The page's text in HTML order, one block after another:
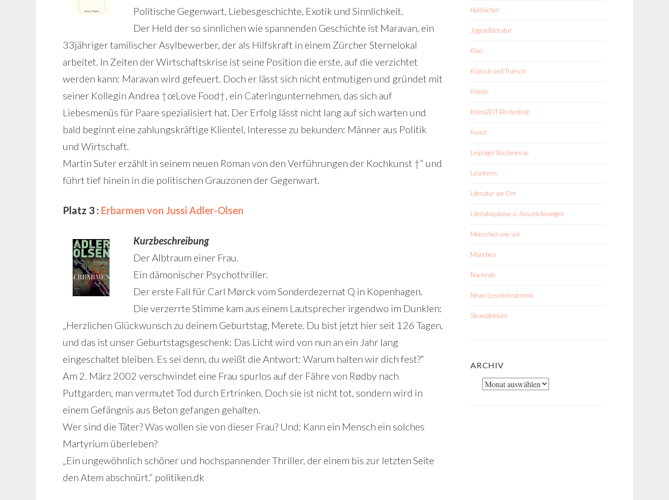
Politische Gegenwart, Liebesgeschichte, Exotik und Sinnlichkeit.
Der Held der so sinnlichen wie spannenden Geschichte ist Maravan, ein
33jähriger tamilischer Asylbewerber, der als Hilfskraft in einem Zürcher Sternelokal
arbeitet. In Zeiten der Wirtschaftskrise ist seine Position die erste, auf die verzichtet
werden kann: Maravan wird gefeuert. Doch er lässt sich nicht entmutigen und gründet mit
seiner Kollegin Andrea †œLove Food†, ein Cateringunternehmen, das sich auf
Liebesmenüs für Paare spezialisiert hat. Der Erfolg lässt nicht lang auf sich warten und
bald beginnt eine zahlungskräftige Klientel, Interesse zu bekunden: Männer aus Politik
und Wirtschaft.
Martin Suter erzählt in seinem neuen Roman von den Verführungen der Kochkunst †“ und
führt tief hinein in die politischen Grauzonen der Gegenwart.
Platz 3 : Erbarmen von Jussi Adler-Olsen
Kurzbeschreibung
Der Albtraum einer Frau.
Ein dämonischer Psychothriller.
Der erste Fall für Carl Mørck vom Sonderdezernat Q in Kopenhagen.
Die verzerrte Stimme kam aus einem Lautsprecher irgendwo im Dunklen:
„Herzlichen Glückwunsch zu deinem Geburtstag, Merete. Du bist jetzt hier seit 126 Tagen,
und das ist unser Geburtstagsgeschenk: Das Licht wird von nun an ein Jahr lang
eingeschaltet bleiben. Es sei denn, du weißt die Antwort: Warum halten wir dich fest?“
Am 2. März 2002 verschwindet eine Frau spurlos auf der Fähre von Rødby nach
Puttgarden, man vermutet Tod durch Ertrinken. Doch sie ist nicht tot, sondern wird in
einem Gefängnis aus Beton gefangen gehalten.
Wer sind die Täter? Was wollen sie von dieser Frau? Und: Kann ein Mensch ein solches
Martyrium überleben?
„Ein ungewöhnlich schöner und hochspannender Thriller, der einem bis zur letzten Seite
den Atem abschnürt.“ politiken.dk
Hörbücher
Jugendliteratur
Kino
Klatsch und Tratsch
Krimis
KrimiZEIT-Bestenliste
Kunst
Leipziger Buchmesse
Lesekreis
Literatur vor Ort
Literaturpreise u. Auszeichnungen
Menschen wie wir
München
Nachrufe
Neuer Lesekreistermin
Strandlektüre
ARCHIV
Archiv